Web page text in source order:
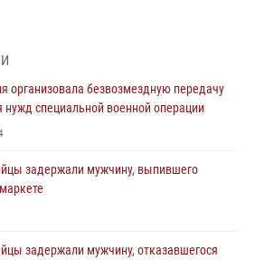
инструктаж по
для членов избирательных
мужчину, не оплатившего счет в
организовала безвозмездную передачу
специальной военной операции
задержали мужчину, выпившего
задержали мужчину, отказавшегося